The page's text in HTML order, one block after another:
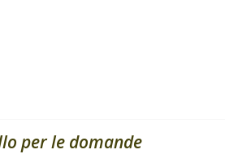
per le domande